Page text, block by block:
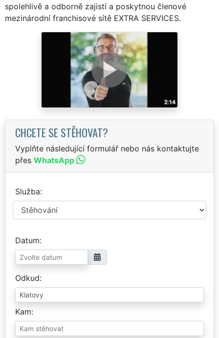
spolehlivě a odborně zajistí a poskytnou členové
mezinárodní franchisové sítě EXTRA SERVICES.
CHCETE SE STĚHOVAT?
Vyplňte následující formulář nebo nás kontaktujte
přes WhatsApp
Služba
Datum
Odkud
Kam